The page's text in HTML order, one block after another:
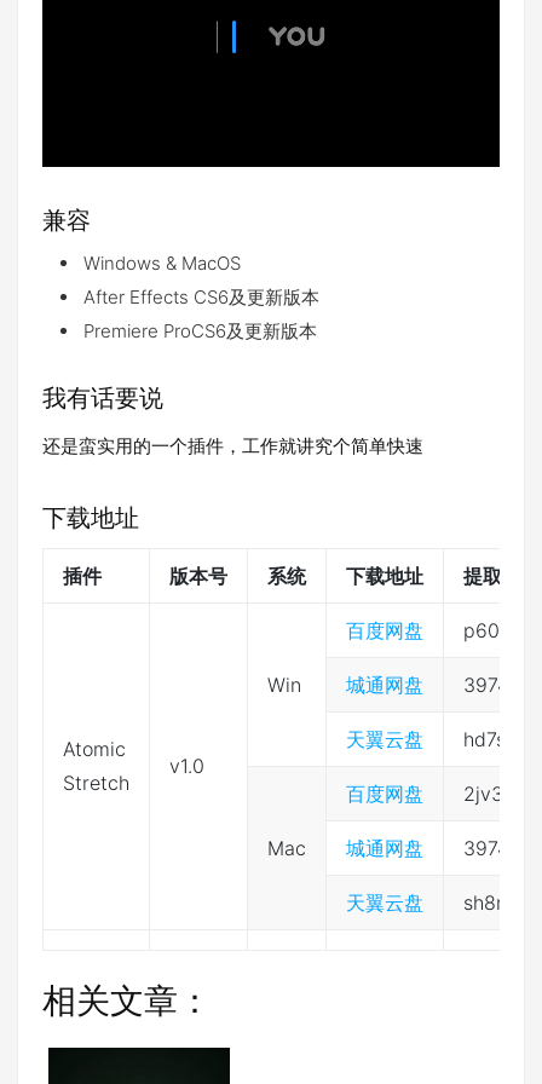
兼容
Windows & MacOS
After Effects CS6及更新版本
Premiere ProCS6及更新版本
我有话要说
还是蛮实用的一个插件，工作就讲究个简单快速
下载地址
插件 版本号 系统 下载地址 提取码
Atomic
Stretch
v1.0
Win
百度网盘 p60d
城通网盘 397432
天翼云盘 hd7s
Mac
百度网盘 2jv3
城通网盘 397432
天翼云盘 sh8m
相关文章：